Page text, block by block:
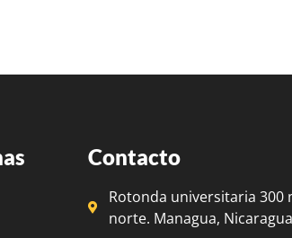
Contacto
Rotonda universitaria 300
norte. Managua,